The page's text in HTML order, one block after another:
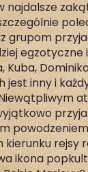
najdalsze
grupom
egzotyczne
Kuba,
jest inny i
rejsy
ikona